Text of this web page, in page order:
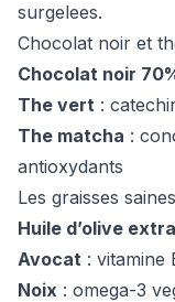
surgelees.
Chocolat noir et
Chocolat noir
The vert :
The matcha :
antioxydants
Les graisses saines
Huile d’olive
Avocat : vitamine
Noix : omega-3